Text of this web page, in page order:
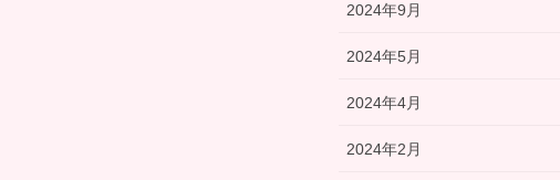
2024年9月
2024年5月
2024年4月
2024年2月